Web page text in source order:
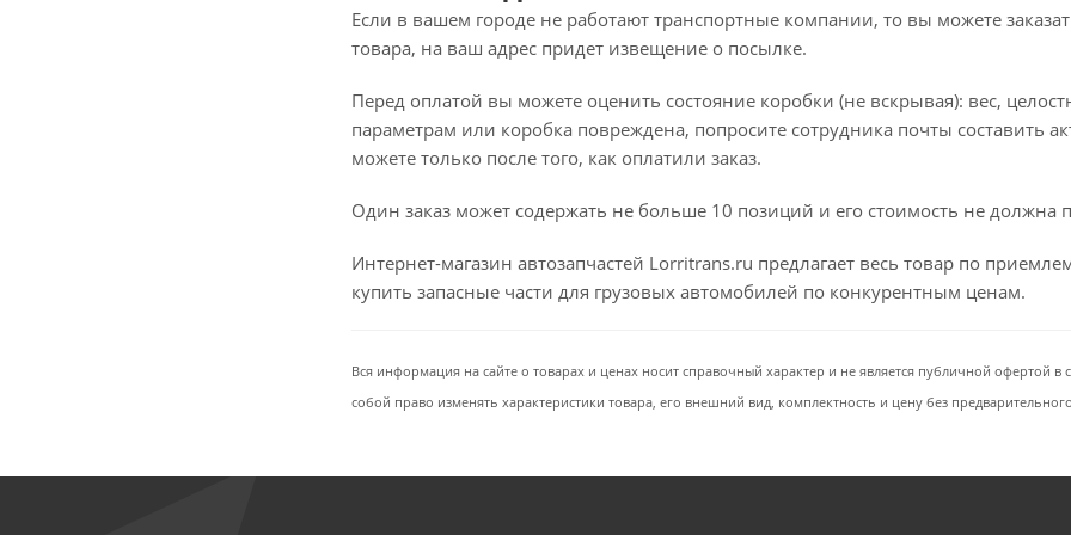
Если в вашем городе не работают транспортные компании, то вы можете
товара, на ваш адрес придет извещение о посылке.
Перед оплатой вы можете оценить состояние коробки (не вскрывая): вес,
параметрам или коробка повреждена, попросите сотрудника почты составить
можете только после того, как оплатили заказ.
Один заказ может содержать не больше 10 позиций и его стоимость не должна
Интернет-магазин автозапчастей Lorritrans.ru предлагает весь товар по
купить запасные части для грузовых автомобилей по конкурентным ценам.
Вся информация на сайте о товарах и ценах носит справочный характер и не является публичной офертой в
собой право изменять характеристики товара, его внешний вид, комплектность и цену без